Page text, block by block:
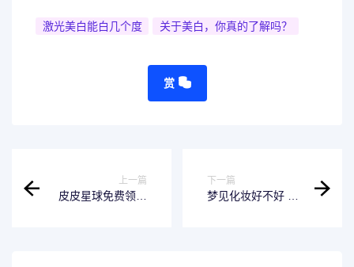
激光美白能白几个度 关于美白，你真的了解吗？
赏
上一篇
皮皮星球免费领皮
下一篇
梦见化妆好不好 梦